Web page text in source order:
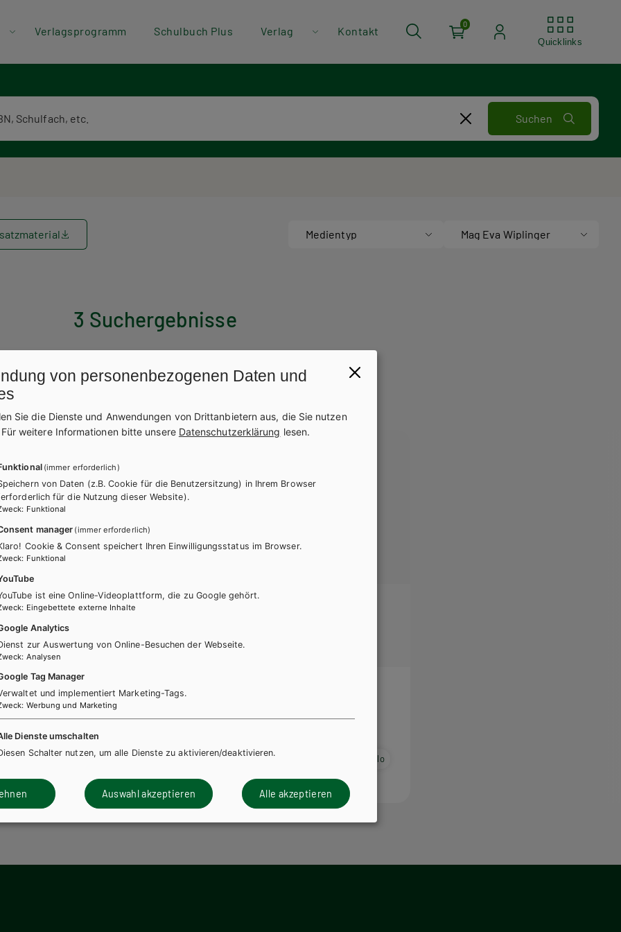
Verlagsprogramm Schulbuch Plus Verlag Kontakt
0
Quicklinks
3 Suchergebnisse
elementar für BAfEP.
+ E-Book
Lehrbuch E-Book Solo
Lehrbuch + E-Book
Lehrbuch E-Book Solo
Lehrer/innenheft
von personenbezogenen Daten und
Sie die Dienste und Anwendungen von Drittanbietern aus, die Sie nutzen
Für weitere Informationen bitte unsere Datenschutzerklärung lesen.
(immer erforderlich)
von Daten (z.B. Cookie für die Benutzersitzung) in Ihrem Browser
für die Nutzung dieser Website).
: Funktional
manager (immer erforderlich)
Cookie & Consent speichert Ihren Einwilligungsstatus im Browser.
: Funktional
ist eine Online-Videoplattform, die zu Google gehört.
: Eingebettete externe Inhalte
Analytics
zur Auswertung von Online-Besuchen der Webseite.
: Analysen
Tag Manager
und implementiert Marketing-Tags.
: Werbung und Marketing
Dienste umschalten
Schalter nutzen, um alle Dienste zu aktivieren/deaktivieren.
Auswahl akzeptieren Alle akzeptieren